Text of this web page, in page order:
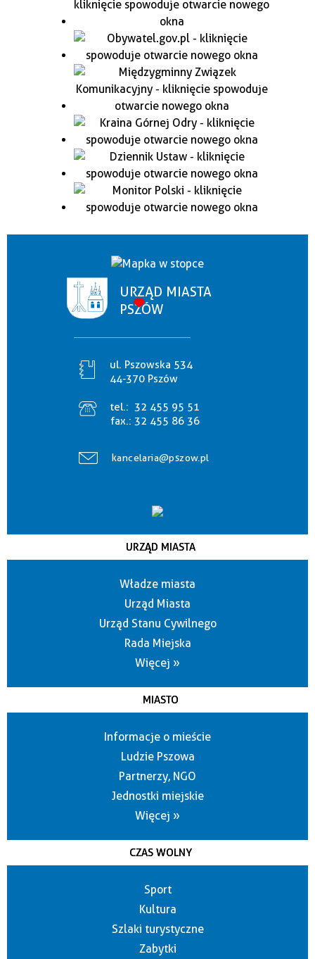
URZĄD MIASTA
PSZÓW
ul. Pszowska 534
44-370 Pszów
tel.: 32 455 95 51
fax.: 32 455 86 36
kancelaria@pszow.pl
URZĄD MIASTA
Władze miasta
Urząd Miasta
Urząd Stanu Cywilnego
Rada Miejska
Więcej »
MIASTO
Informacje o mieście
Ludzie Pszowa
Partnerzy, NGO
Jednostki miejskie
Więcej »
CZAS WOLNY
Sport
Kultura
Szlaki turystyczne
Zabytki